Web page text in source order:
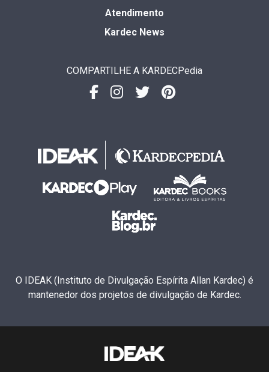
Atendimento
Kardec News
COMPARTILHE A KARDECPedia
O IDEAK (Instituto de Divulgação Espírita Allan Kardec) é
mantenedor dos projetos de divulgação de Kardec.